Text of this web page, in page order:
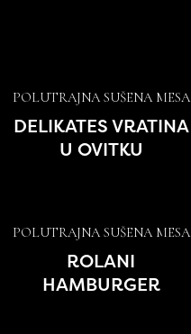
POLUTRAJNA SUŠENA MESA
DELIKATES VRATINA
U OVITKU
POLUTRAJNA SUŠENA MESA
ROLANI
HAMBURGER